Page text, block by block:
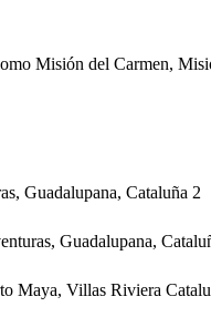
Misión del Carmen,
Guadalupana, Cataluña 2
Guadalupana,
Maya, Villas Riviera